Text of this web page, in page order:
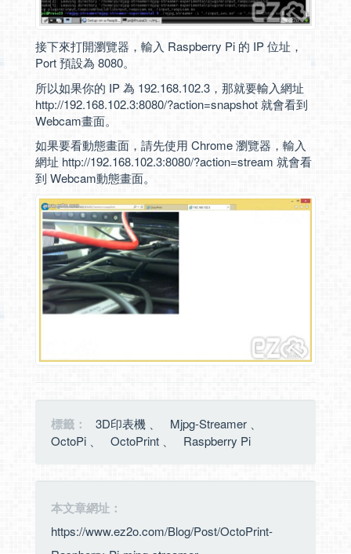
接下來打開瀏覽器，輸入 Raspberry Pi 的 IP 位址，
Port 預設為 8080。
所以如果你的 IP 為 192.168.102.3，那就要輸入網址
http://192.168.102.3:8080/?action=snapshot 就會看到
Webcam畫面。
如果要看動態畫面，請先使用 Chrome 瀏覽器，輸入
網址 http://192.168.102.3:8080/?action=stream 就會看
到 Webcam動態畫面。
標籤： 3D印表機 、 Mjpg-Streamer 、
OctoPi 、 OctoPrint 、 Raspberry Pi
本文章網址：
https://www.ez2o.com/Blog/Post/OctoPrint-